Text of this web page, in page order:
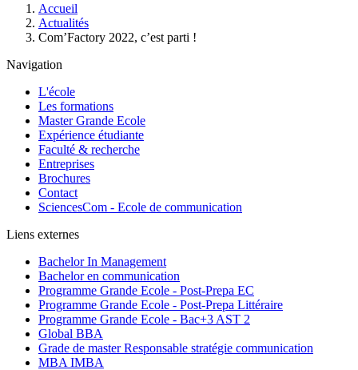
d'Ariane
Accueil
Actualités
Com’Factory 2022, c’est parti !
Navigation
L'école
Les formations
Master Grande Ecole
Expérience étudiante
Faculté & recherche
Entreprises
Brochures
Contact
SciencesCom - Ecole de communication
Liens externes
Bachelor In Management
Bachelor en communication
Programme Grande Ecole - Post-Prepa EC
Programme Grande Ecole - Post-Prepa Littéraire
Programme Grande Ecole - Bac+3 AST 2
Global BBA
Grade de master Responsable stratégie communication
MBA IMBA